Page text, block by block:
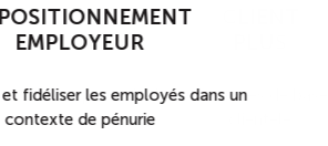
EMPLOYEUR
fidéliser les employés dans un
contexte de pénurie
pour s’initier aux normes de